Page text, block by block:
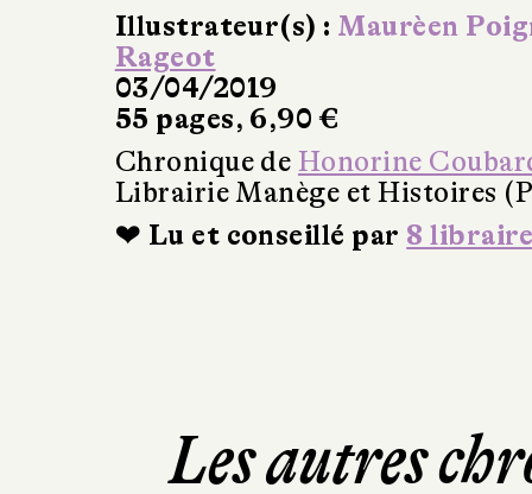
Illustrateur(s) : Maurèen
Rageot
03/04/2019
55 pages, 6,90 €
Chronique de Honorine
Librairie Manège et Histoires
❤ Lu et conseillé par 8
Les autres